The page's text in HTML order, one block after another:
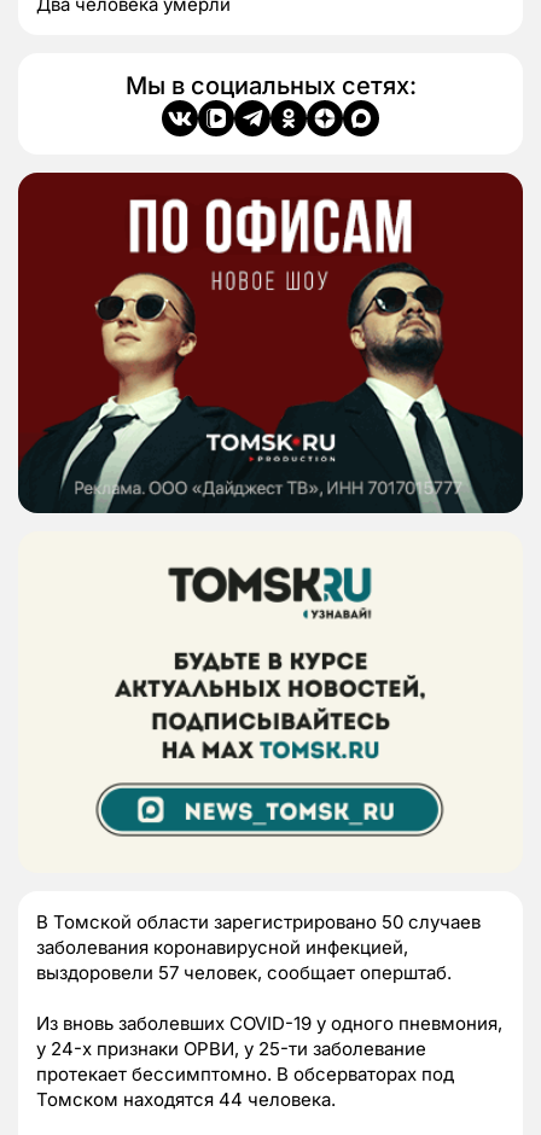
Мы в социальных сетях:
В Томской области зарегистрировано 50 случаев
заболевания коронавирусной инфекцией,
выздоровели 57 человек, сообщает оперштаб.
Из вновь заболевших COVID-19 у одного пневмония,
у 24-х признаки ОРВИ, у 25-ти заболевание
протекает бессимптомно. В обсерваторах под
Томском находятся 44 человека.